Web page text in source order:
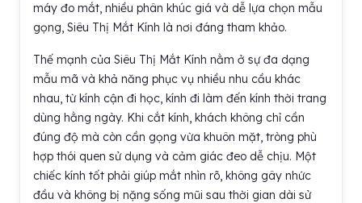
máy đo mắt, nhiều phân khúc giá và dễ lựa chọn mẫu
gọng, Siêu Thị Mắt Kính là nơi đáng tham khảo.
Thế mạnh của Siêu Thị Mắt Kính nằm ở sự đa dạng
mẫu mã và khả năng phục vụ nhiều nhu cầu khác
nhau, từ kính cận đi học, kính đi làm đến kính thời trang
dùng hằng ngày. Khi cắt kính, khách không chỉ cần
đúng độ mà còn cần gọng vừa khuôn mặt, tròng phù
hợp thói quen sử dụng và cảm giác đeo dễ chịu. Một
chiếc kính tốt phải giúp mắt nhìn rõ, không gây nhức
đầu và không bị nặng sống mũi sau thời gian dài sử